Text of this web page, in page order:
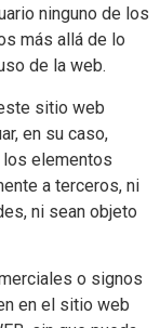
ninguno de los
más allá de lo
de la web.
sitio web
en su caso,
elementos
a terceros, ni
ni sean objeto
o signos
en el sitio web